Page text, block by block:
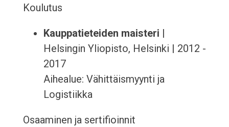
Koulutus
Kauppatieteiden maisteri |
Helsingin Yliopisto, Helsinki | 2012 -
2017
Aihealue: Vähittäismyynti ja
Logistiikka
Osaaminen ja sertifioinnit